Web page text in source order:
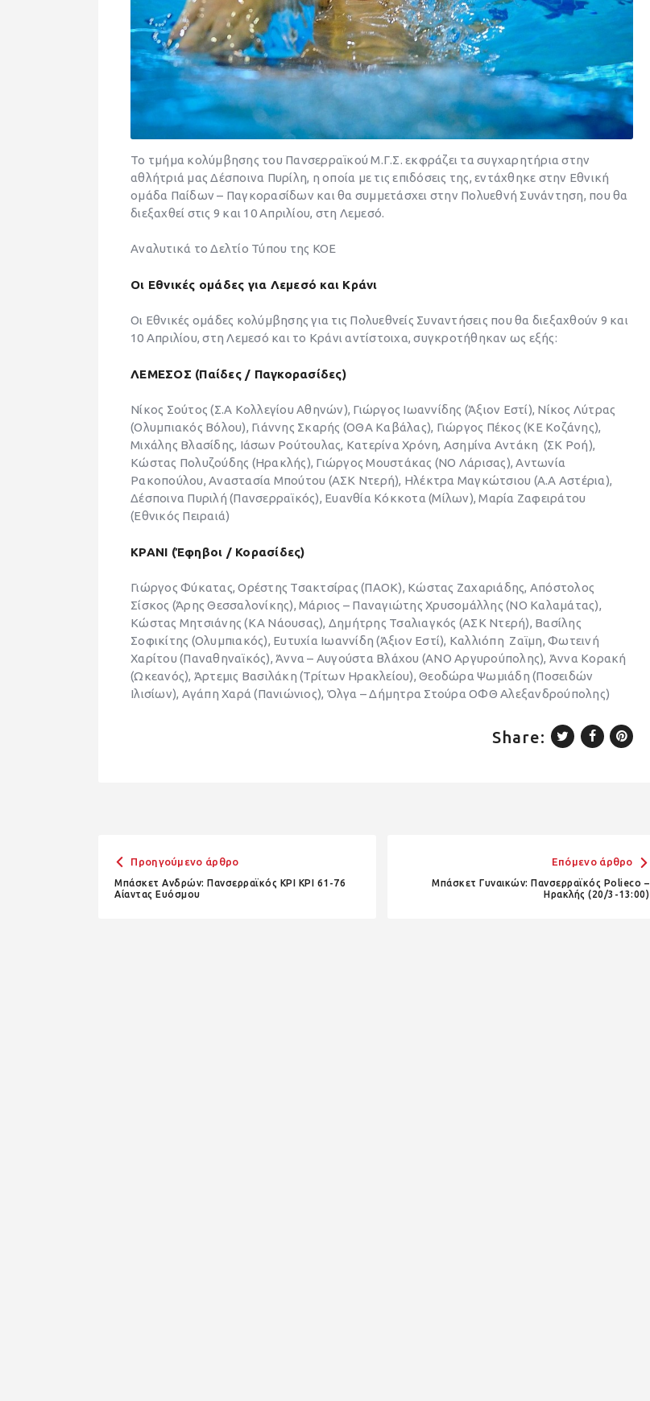
Το τμήμα κολύμβησης του Πανσερραϊκού Μ.Γ.Σ. εκφράζει τα συγχαρητήρια στην
αθλήτριά μας Δέσποινα Πυρίλη, η οποία με τις επιδόσεις της, εντάχθηκε στην Εθνική
ομάδα Παίδων – Παγκορασίδων και θα συμμετάσχει στην Πολυεθνή Συνάντηση, που θα
διεξαχθεί στις 9 και 10 Απριλίου, στη Λεμεσό.
Αναλυτικά το Δελτίο Τύπου της ΚΟΕ
Οι Εθνικές ομάδες για Λεμεσό και Κράνι
Οι Εθνικές ομάδες κολύμβησης για τις Πολυεθνείς Συναντήσεις που θα διεξαχθούν 9 και
10 Απριλίου, στη Λεμεσό και το Κράνι αντίστοιχα, συγκροτήθηκαν ως εξής:
ΛΕΜΕΣΟΣ (Παίδες / Παγκορασίδες)
Νίκος Σούτος (Σ.Α Κολλεγίου Αθηνών), Γιώργος Ιωαννίδης (Άξιον Εστί), Νίκος Λύτρας
(Ολυμπιακός Βόλου), Γιάννης Σκαρής (ΟΘΑ Καβάλας), Γιώργος Πέκος (ΚΕ Κοζάνης),
Μιχάλης Βλασίδης, Ιάσων Ρούτουλας, Κατερίνα Χρόνη, Ασημίνα Αντάκη (ΣΚ Ροή),
Κώστας Πολυζούδης (Ηρακλής), Γιώργος Μουστάκας (ΝΟ Λάρισας), Αντωνία
Ρακοπούλου, Αναστασία Μπούτου (ΑΣΚ Ντερή), Ηλέκτρα Μαγκώτσιου (Α.Α Αστέρια),
Δέσποινα Πυριλή (Πανσερραϊκός), Ευανθία Κόκκοτα (Μίλων), Μαρία Ζαφειράτου
(Εθνικός Πειραιά)
ΚΡΑΝΙ (Έφηβοι / Κορασίδες)
Γιώργος Φύκατας, Ορέστης Τσακτσίρας (ΠΑΟΚ), Κώστας Ζαχαριάδης, Απόστολος
Σίσκος (Άρης Θεσσαλονίκης), Μάριος – Παναγιώτης Χρυσομάλλης (ΝΟ Καλαμάτας),
Κώστας Μητσιάνης (ΚΑ Νάουσας), Δημήτρης Τσαλιαγκός (ΑΣΚ Ντερή), Βασίλης
Σοφικίτης (Ολυμπιακός), Ευτυχία Ιωαννίδη (Άξιον Εστί), Καλλιόπη Ζαϊμη, Φωτεινή
Χαρίτου (Παναθηναϊκός), Άννα – Αυγούστα Βλάχου (ΑΝΟ Αργυρούπολης), Άννα Κορακή
(Ωκεανός), Άρτεμις Βασιλάκη (Τρίτων Ηρακλείου), Θεοδώρα Ψωμιάδη (Ποσειδών
Ιλισίων), Αγάπη Χαρά (Πανιώνιος), Όλγα – Δήμητρα Στούρα ΟΦΘ Αλεξανδρούπολης)
Share:
Προηγούμενο άρθρο
Μπάσκετ Ανδρών: Πανσερραϊκός ΚΡΙ ΚΡΙ 61-76
Αίαντας Ευόσμου
Επόμενο άρθρο
Μπάσκετ Γυναικών: Πανσερραϊκός Polieco –
Ηρακλής (20/3-13:00)